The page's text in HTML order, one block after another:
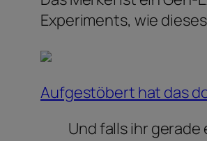
Experiments, wie
Aufgestöbert hat das
Und falls ihr